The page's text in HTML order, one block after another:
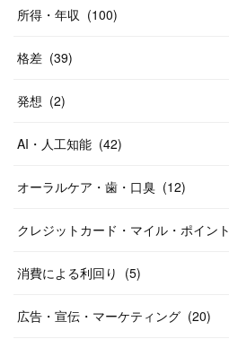
所得・年収 (100)
格差 (39)
発想 (2)
AI・人工知能 (42)
オーラルケア・歯・口臭 (12)
クレジットカード・マイル・ポイント
消費による利回り (5)
広告・宣伝・マーケティング (20)